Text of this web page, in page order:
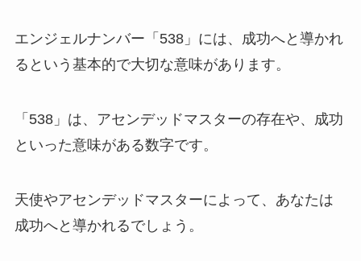
エンジェルナンバー「538」には、成功へと導かれ
るという基本的で大切な意味があります。
「538」は、アセンデッドマスターの存在や、成功
といった意味がある数字です。
天使やアセンデッドマスターによって、あなたは
成功へと導かれるでしょう。